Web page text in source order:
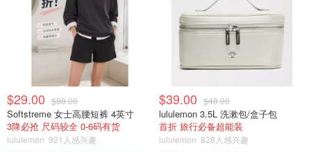
$29.00 $88.00
Softstreme 女士高腰短裤 4英寸
3降必抢 尺码较全 0-6码有货
lululemon 921人感兴趣
$39.00 $48.00
lululemon 3.5L 洗漱包/盒子包
首折 旅行必备超能装
lululemon 828人感兴趣